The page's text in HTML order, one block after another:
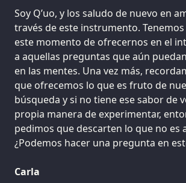
Soy Q’uo, y los saludo de nuevo en
través de este instrumento.
este momento de ofrecernos en el
a aquellas preguntas que aún
en las mentes. Una vez más,
que ofrecemos lo que es fruto de
búsqueda y si no tiene ese sabor de
propia manera de experimentar,
pedimos que descarten lo que no es
¿Podemos hacer una pregunta en
Carla